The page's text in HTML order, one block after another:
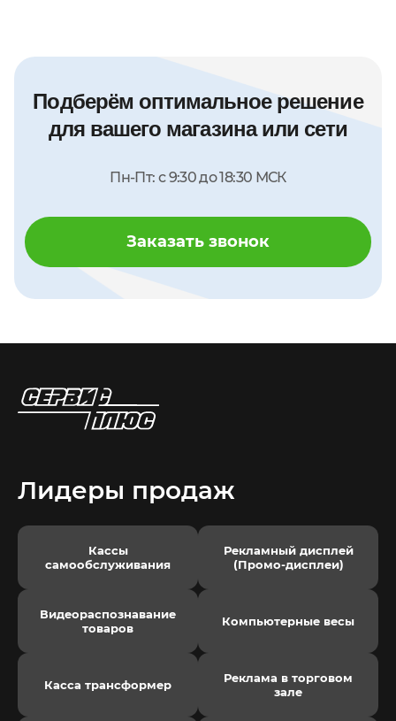
Подберём оптимальное решение
для вашего магазина или сети
Пн-Пт: с 9:30 до 18:30 МСК
Заказать звонок
Лидеры продаж
Кассы
самообслуживания
Рекламный дисплей
(Промо-дисплеи)
Видеораспознавание
товаров
Компьютерные весы
Касса трансформер
Реклама в торговом
зале